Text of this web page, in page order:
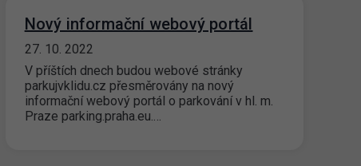
Nový informační webový portál
27. 10. 2022
V příštích dnech budou webové stránky
parkujvklidu.cz přesměrovány na nový
informační webový portál o parkování v hl. m.
Praze parking.praha.eu.…